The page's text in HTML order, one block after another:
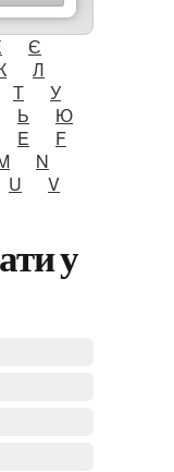
Є
Л
Т
У
Ь
Ю
E
F
N
U
V
у